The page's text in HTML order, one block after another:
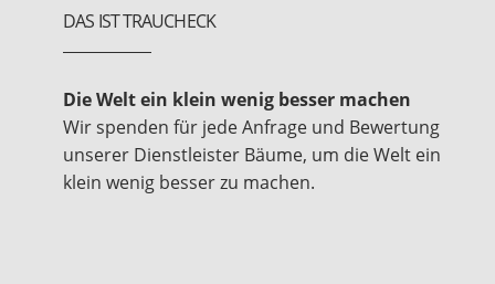
DAS IST TRAUCHECK
Die Welt ein klein wenig besser machen
Wir spenden für jede Anfrage und Bewertung
unserer Dienstleister Bäume, um die Welt ein
klein wenig besser zu machen.